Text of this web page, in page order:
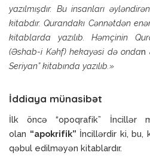
yazılmışdır. Bu insanları
kitabdır. Qurandakı Cənnətdən
kitablarda yazılıb. Həmçinin
(Əshab-i Kəhf) hekayəsi də ondan
Seriyan” kitabında yazılıb.»
İddiaya münasibət
İlk öncə “opoqrafik” İncillər
olan “apokrifik” İncillərdir ki, bu,
qəbul edilməyən kitablardır.